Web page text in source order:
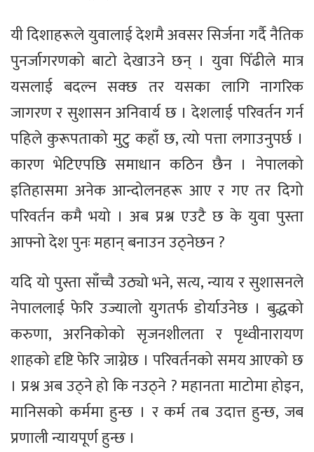
यी दिशाहरूले युवालाई देशमै अवसर सिर्जना गर्दै नैतिक
पुनर्जागरणको बाटो देखाउने छन् । युवा पिँढीले मात्र
यसलाई बदल्न सक्छ तर यसका लागि नागरिक
जागरण र सुशासन अनिवार्य छ । देशलाई परिवर्तन गर्न
पहिले कुरूपताको मुटु कहाँ छ, त्यो पत्ता लगाउनुपर्छ ।
कारण भेटिएपछि समाधान कठिन छैन । नेपालको
इतिहासमा अनेक आन्दोलनहरू आए र गए तर दिगो
परिवर्तन कमै भयो । अब प्रश्न एउटै छ के युवा पुस्ता
आफ्नो देश पुनः महान् बनाउन उठ्नेछन ?
यदि यो पुस्ता साँच्चै उठ्यो भने, सत्य, न्याय र सुशासनले
नेपाललाई फेरि उज्यालो युगतर्फ डोर्याउनेछ । बुद्धको
करुणा, अरनिकोको सृजनशीलता र पृथ्वीनारायण
शाहको दृष्टि फेरि जाग्नेछ । परिवर्तनको समय आएको छ
। प्रश्न अब उठ्ने हो कि नउठ्ने ? महानता माटोमा होइन,
मानिसको कर्ममा हुन्छ । र कर्म तब उदात्त हुन्छ, जब
प्रणाली न्यायपूर्ण हुन्छ ।